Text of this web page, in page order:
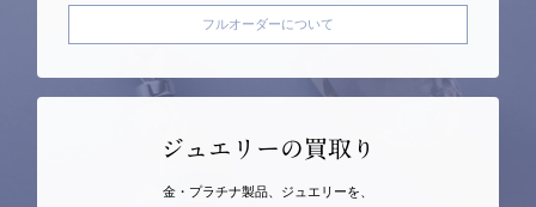
フルオーダーについて
ジュエリーの買取り
金・プラチナ製品、ジュエリーを、